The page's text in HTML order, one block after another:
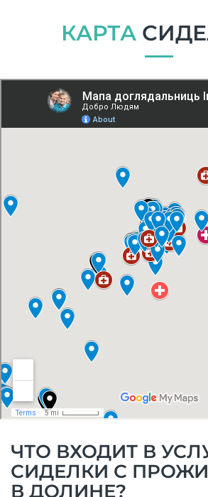
КАРТА
ЧТО ВХОДИТ В
СИДЕЛКИ С
В ДОЛИНЕ?